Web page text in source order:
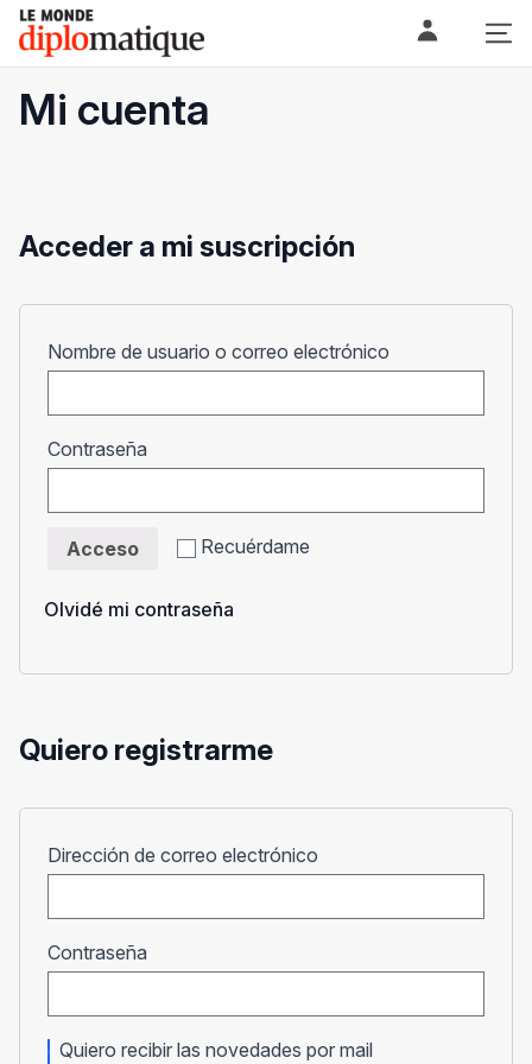
Skip
content
Le monde diplomatique
Mi cuenta
Acceder a mi suscripción
Nombre de usuario o correo electrónico
Contraseña
Recuérdame
Acceso
Olvidé mi contraseña
Quiero registrarme
Dirección de correo electrónico
Contraseña
Quiero recibir las novedades por mail